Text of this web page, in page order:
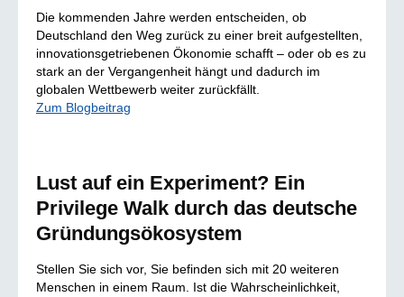
Die kommenden Jahre werden entscheiden, ob
Deutschland den Weg zurück zu einer breit aufgestellten,
innovationsgetriebenen Ökonomie schafft – oder ob es zu
stark an der Vergangenheit hängt und dadurch im
globalen Wettbewerb weiter zurückfällt.
Zum Blogbeitrag
Lust auf ein Experiment? Ein
Privilege Walk durch das deutsche
Gründungsökosystem
Stellen Sie sich vor, Sie befinden sich mit 20 weiteren
Menschen in einem Raum. Ist die Wahrscheinlichkeit,